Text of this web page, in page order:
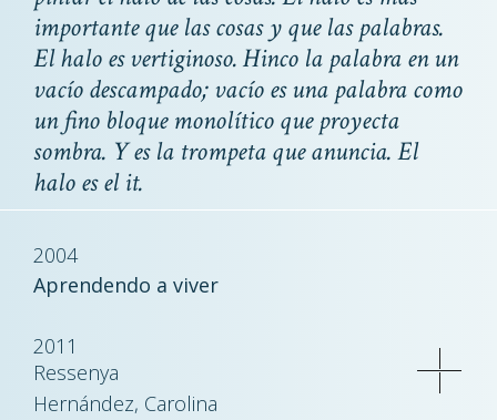
importante que las cosas y que las palabras.
El halo es vertiginoso. Hinco la palabra en un
vacío descampado; vacío es una palabra como
un fino bloque monolítico que proyecta
sombra. Y es la trompeta que anuncia. El
halo es elit.
2004
Aprendendo a viver
2011
Ressenya
Hernández, Carolina